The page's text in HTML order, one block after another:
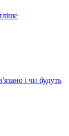
і чи будуть